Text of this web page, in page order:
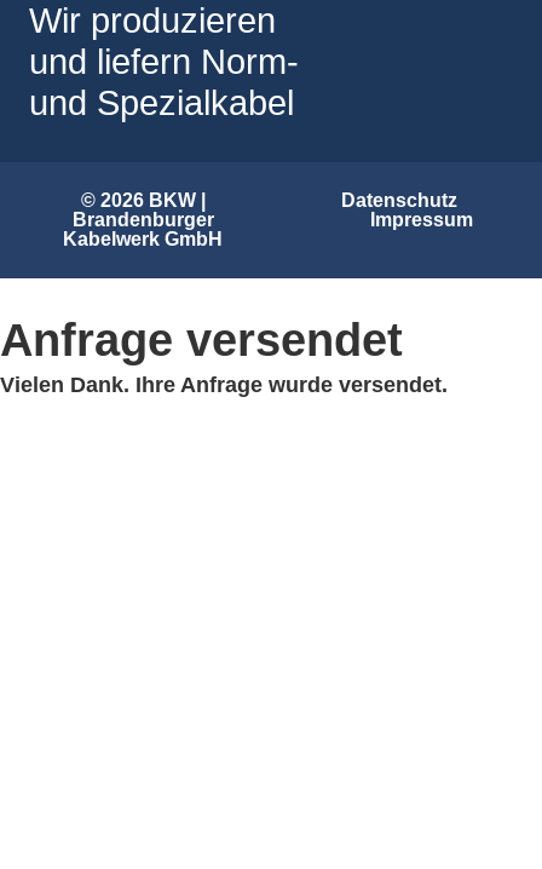
Wir produzieren
und liefern Norm-
und Spezialkabel
© 2026 BKW |
Brandenburger
Kabelwerk GmbH
Datenschutz
Impressum
Anfrage versendet
Vielen Dank. Ihre Anfrage wurde versendet.